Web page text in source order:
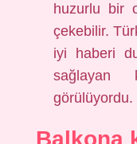
huzurlu bir
çekebilir.
iyi haberi
sağlayan
görülüyordu.
Balkona